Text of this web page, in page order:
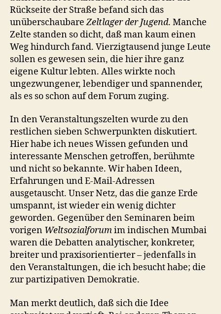
Rückseite der Straße befand sich das
unüberschaubareZeltlager der Jugend. Manche
Zelte standen so dicht, daß man kaum einen
Weg hindurch fand. Vierzigtausend junge Leute
sollen es gewesen sein, die hier ihre ganz
eigene Kultur lebten. Alles wirkte noch
ungezwungener, lebendiger und spannender,
als es so schon auf dem Forum zuging.
In den Veranstaltungszelten wurde zu den
restlichen sieben Schwerpunkten diskutiert.
Hier habe ich neues Wissen gefunden und
interessante Menschen getroffen, berühmte
und nicht so bekannte. Wir haben Ideen,
Erfahrungen und E-Mail-Adressen
ausgetauscht. Unser Netz, das die ganze Erde
umspannt, ist wieder ein wenig dichter
geworden. Gegenüber den Seminaren beim
vorigen Weltsozialforumim indischen Mumbai
waren die Debatten analytischer, konkreter,
breiter und praxisorientierter – jedenfalls in
den Veranstaltungen, die ich besucht habe; die
zur partizipativen Demokratie.
Man merkt deutlich, daß sich die Idee